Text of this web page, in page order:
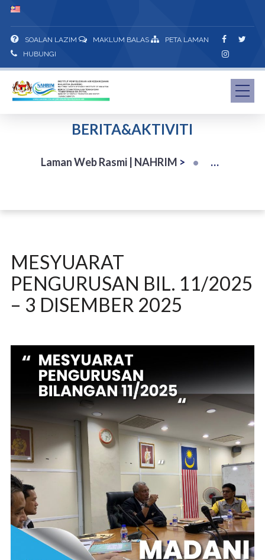
SOALAN LAZIM MAKLUM BALAS
PETA LAMAN
HUBUNGI
BERITA&AKTIVITI
Laman Web Rasmi | NAHRIM >
MESYUARAT
PENGURUSAN BIL. 11/2025
– 3 DISEMBER 2025